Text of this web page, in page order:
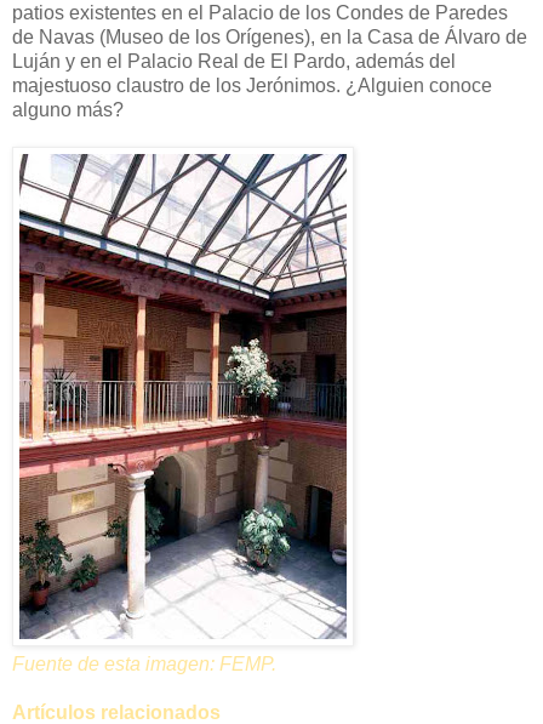
patios existentes en el Palacio de los Condes de Paredes
de Navas (Museo de los Orígenes), en la Casa de Álvaro de
Luján y en el Palacio Real de El Pardo, además del
majestuoso claustro de los Jerónimos. ¿Alguien conoce
alguno más?
Fuente de esta imagen: FEMP.
Artículos relacionados